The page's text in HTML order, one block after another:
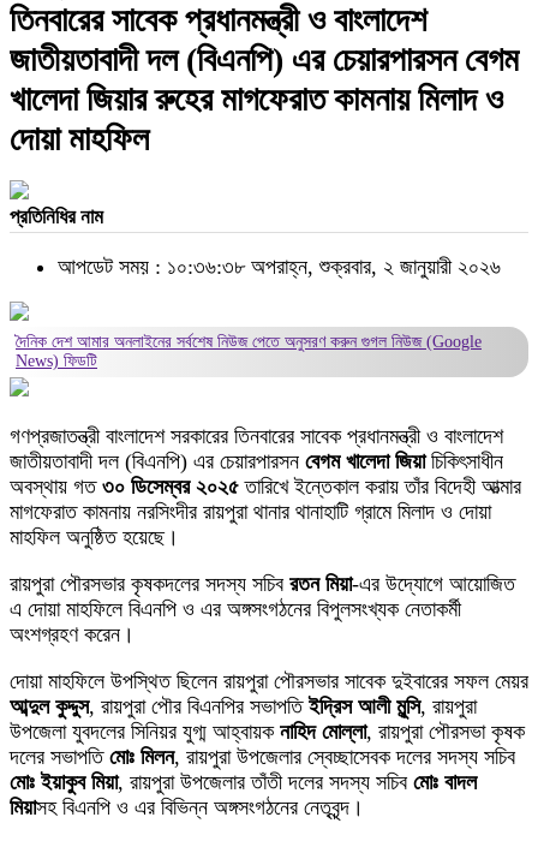
তিনবারের সাবেক প্রধানমন্ত্রী ও বাংলাদেশ
জাতীয়তাবাদী দল (বিএনপি) এর চেয়ারপারসন বেগম
খালেদা জিয়ার রুহের মাগফেরাত কামনায় মিলাদ ও
দোয়া মাহফিল
প্রতিনিধির নাম
আপডেট সময় : ১০:৩৬:৩৮ অপরাহ্ন, শুক্রবার, ২ জানুয়ারী ২০২৬
দৈনিক দেশ আমার অনলাইনের সর্বশেষ নিউজ পেতে অনুসরণ করুন গুগল নিউজ (Google
News) ফিডটি
গণপ্রজাতন্ত্রী বাংলাদেশ সরকারের তিনবারের সাবেক প্রধানমন্ত্রী ও বাংলাদেশ
জাতীয়তাবাদী দল (বিএনপি) এর চেয়ারপারসন বেগম খালেদা জিয়াচিকিৎসাধীন
অবস্থায় গত ৩০ ডিসেম্বর ২০২৫ তারিখে ইন্তেকাল করায় তাঁর বিদেহী আত্মার
মাগফেরাত কামনায় নরসিংদীর রায়পুরা থানার থানাহাটি গ্রামে মিলাদ ও দোয়া
মাহফিল অনুষ্ঠিত হয়েছে।
রায়পুরা পৌরসভার কৃষকদলের সদস্য সচিব রতন মিয়া-এর উদ্যোগে আয়োজিত
এ দোয়া মাহফিলে বিএনপি ও এর অঙ্গসংগঠনের বিপুলসংখ্যক নেতাকর্মী
অংশগ্রহণ করেন।
দোয়া মাহফিলে উপস্থিত ছিলেন রায়পুরা পৌরসভার সাবেক দুইবারের সফল মেয়র
আব্দুল কুদ্দুস, রায়পুরা পৌর বিএনপির সভাপতি ইদ্রিস আলী মুন্সি, রায়পুরা
উপজেলা যুবদলের সিনিয়র যুগ্ম আহ্বায়ক নাহিদ মোল্লা, রায়পুরা পৌরসভা কৃষক
দলের সভাপতি মোঃ মিলন, রায়পুরা উপজেলার স্বেচ্ছাসেবক দলের সদস্য সচিব
মোঃ ইয়াকুব মিয়া, রায়পুরা উপজেলার তাঁতী দলের সদস্য সচিব মোঃ বাদল
মিয়াসহ বিএনপি ও এর বিভিন্ন অঙ্গসংগঠনের নেতৃবৃন্দ।